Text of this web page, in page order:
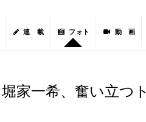
連 載 フォト 動 画
家一希、奮い立つ